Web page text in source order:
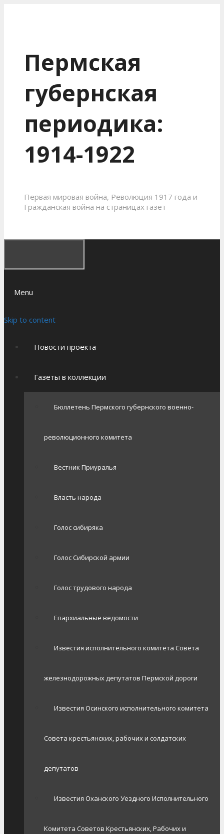
Пермская
губернская
периодика:
1914-1922
Первая мировая война, Революция 1917 года и
Гражданская война на страницах газет
Menu
Skip to content
Новости проекта
Газеты в коллекции
Бюллетень Пермского губернского военно-
революционного комитета
Вестник Приуралья
Власть народа
Голос сибиряка
Голос Сибирской армии
Голос трудового народа
Епархиальные ведомости
Известия исполнительного комитета Совета
железнодорожных депутатов Пермской дороги
Известия Осинского исполнительного комитета
Совета крестьянских, рабочих и солдатских
депутатов
Известия Оханского Уездного Исполнительного
Комитета Советов Крестьянских, Рабочих и